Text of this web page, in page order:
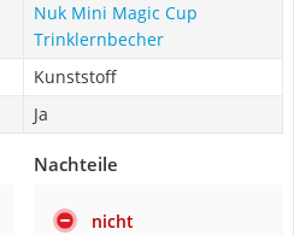
Nuk Mini Magic Cup
Trinklernbecher
Kunststoff
Ja
Nachteile
nicht